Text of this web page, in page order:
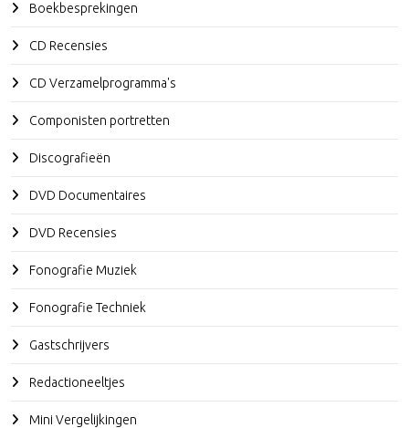
Boekbesprekingen
CD Recensies
CD Verzamelprogramma's
Componisten portretten
Discografieën
DVD Documentaires
DVD Recensies
Fonografie Muziek
Fonografie Techniek
Gastschrijvers
Redactioneeltjes
Mini Vergelijkingen